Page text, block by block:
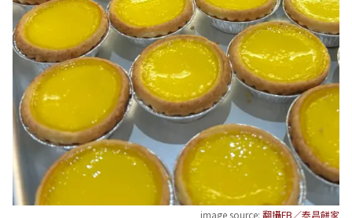
image source: 翻攝FB／泰昌餅家